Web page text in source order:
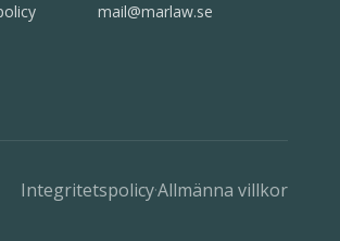
mail@marlaw.se
Integritetspolicy·Allmänna villkor